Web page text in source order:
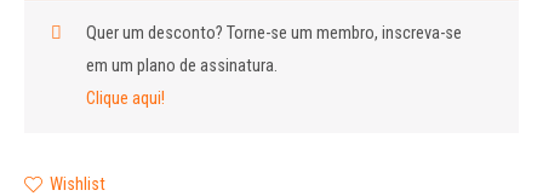
Quer um desconto?Torne-se um membro, inscreva-se
em um plano de assinatura.
Clique aqui!
Wishlist